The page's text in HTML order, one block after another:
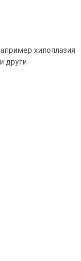
хипоплазия
други